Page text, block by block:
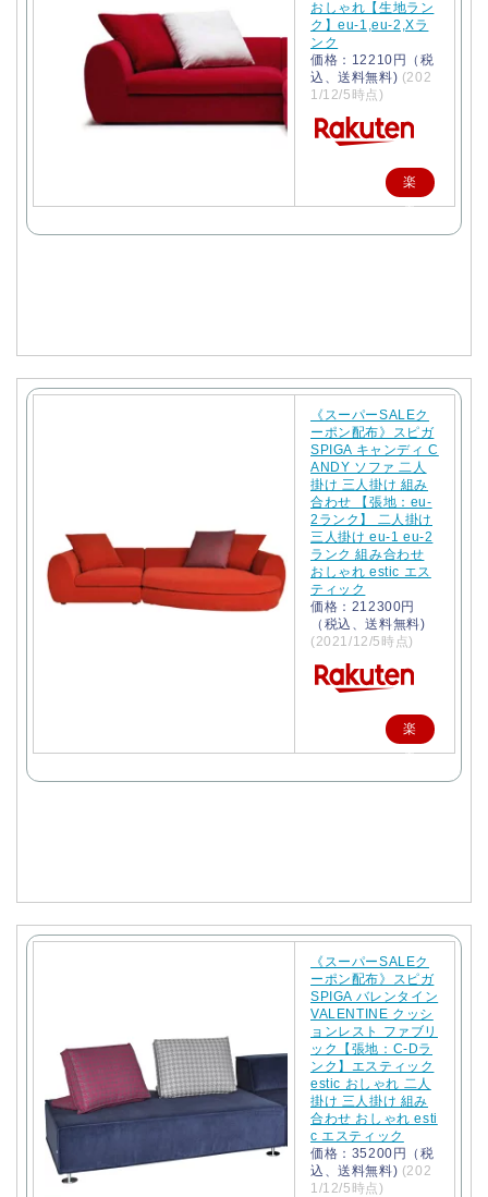
おしゃれ【生地ラン
ク】eu-1,eu-2,Xラ
ンク
価格：12210円（税
込、送料無料) (202
1/12/5時点)
楽
天
《スーパーSALEク
ーポン配布》スピガ
SPIGA キャンディ C
ANDY ソファ 二人
掛け 三人掛け 組み
合わせ 【張地：eu-
2ランク】 二人掛け
三人掛け eu-1 eu-2
ランク 組み合わせ
おしゃれ estic エス
ティック
価格：212300円
（税込、送料無料)
(2021/12/5時点)
楽
天
《スーパーSALEク
ーポン配布》スピガ
SPIGA バレンタイン
VALENTINE クッシ
ョンレスト ファブリ
ック【張地：C-Dラ
ンク】エスティック
estic おしゃれ 二人
掛け 三人掛け 組み
合わせ おしゃれ esti
c エスティック
価格：35200円（税
込、送料無料) (202
1/12/5時点)